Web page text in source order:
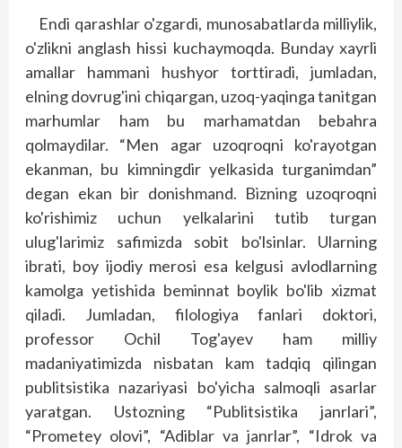
Endi qarashlar o'zgardi, munosabatlarda milliylik,
o'zlikni anglash hissi kuchaymoqda. Bunday xayrli
amallar hammani hushyor torttiradi, jumladan,
elning dovrug'ini chiqargan, uzoq-yaqinga tanitgan
marhumlar ham bu marhamatdan bebahra
qolmaydilar. “Men agar uzoqroqni ko'rayotgan
ekanman, bu kimningdir yelkasida turganimdan”
degan ekan bir donishmand. Bizning uzoqroqni
ko'rishimiz uchun yelkalarini tutib turgan
ulug'larimiz safimizda sobit bo'lsinlar. Ularning
ibrati, boy ijodiy merosi esa kelgusi avlodlarning
kamolga yetishida beminnat boylik bo'lib xizmat
qiladi. Jumladan, filologiya fanlari doktori,
professor Ochil Tog'ayev ham milliy
madaniyatimizda nisbatan kam tadqiq qilingan
publitsistika nazariyasi bo'yicha salmoqli asarlar
yaratgan. Ustozning “Publitsistika janrlari”,
“Prometey olovi”, “Adiblar va janr­lar”, “Idrok va